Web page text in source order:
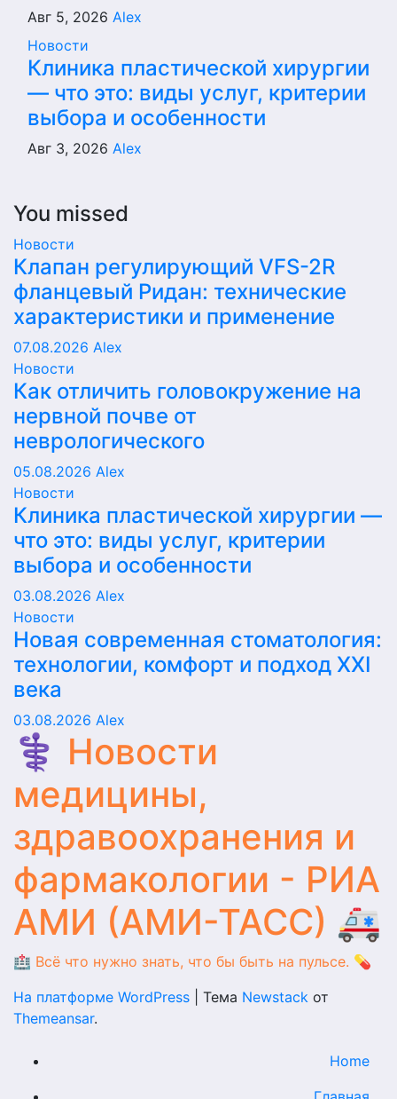
Авг 5, 2026 Alex
Новости
Клиника пластической хирургии
— что это: виды услуг, критерии
выбора и особенности
Авг 3, 2026 Alex
You missed
Новости
Клапан регулирующий VFS-2R
фланцевый Ридан: технические
характеристики и применение
07.08.2026 Alex
Новости
Как отличить головокружение на
нервной почве от
неврологического
05.08.2026 Alex
Новости
Клиника пластической хирургии —
что это: виды услуг, критерии
выбора и особенности
03.08.2026 Alex
Новости
Новая современная стоматология:
технологии, комфорт и подход XXI
века
03.08.2026 Alex
⚕️ Новости
медицины,
здравоохранения и
фармакологии - РИА
АМИ (АМИ-ТАСС) 🚑
🏥 Всё что нужно знать, что бы быть на пульсе. 💊
На платформе WordPress
Тема Newstack от
Themeansar.
Home